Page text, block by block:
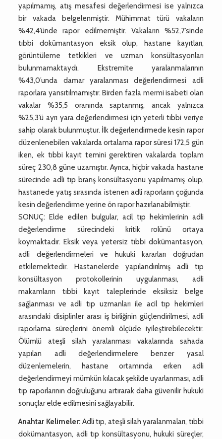
yapılmamış, atış mesafesi değerlendirmesi ise yalnızca
bir vakada belgelenmiştir. Mühimmat türü vakaların
%42,4’ünde rapor edilmemiştir. Vakaların %52,7’sinde
tıbbi dokümantasyon eksik olup, hastane kayıtları,
görüntüleme tetkikleri ve uzman konsültasyonları
bulunmamaktaydı. Ekstremite yaralanmalarının
%43,0’unda damar yaralanması değerlendirmesi adli
raporlara yansıtılmamıştır. Birden fazla mermi isabeti olan
vakalar %35,5 oranında saptanmış, ancak yalnızca
%25,3’ü ayrı yara değerlendirmesi için yeterli tıbbi veriye
sahip olarak bulunmuştur. İlk değerlendirmede kesin rapor
düzenlenebilen vakalarda ortalama rapor süresi 172,5 gün
iken, ek tıbbi kayıt temini gerektiren vakalarda toplam
süreç 230,8 güne uzamıştır. Ayrıca, hiçbir vakada hastane
sürecinde adli tıp branş konsültasyonu yapılmamış olup,
hastanede yatış sırasında istenen adli raporların çoğunda
kesin değerlendirme yerine ön rapor hazırlanabilmiştir.
SONUÇ: Elde edilen bulgular, acil tıp hekimlerinin adli
değerlendirme sürecindeki kritik rolünü ortaya
koymaktadır. Eksik veya yetersiz tıbbi dokümantasyon,
adli değerlendirmeleri ve hukuki kararları doğrudan
etkilemektedir. Hastanelerde yapılandırılmış adli tıp
konsültasyon protokollerinin uygulanması, adli
makamların tıbbi kayıt taleplerinde eksiksiz belge
sağlanması ve adli tıp uzmanları ile acil tıp hekimleri
arasındaki disiplinler arası iş birliğinin güçlendirilmesi, adli
raporlama süreçlerini önemli ölçüde iyileştirebilecektir.
Ölümlü ateşli silah yaralanması vakalarında sahada
yapılan adli değerlendirmelere benzer yasal
düzenlemelerin, hastane ortamında erken adli
değerlendirmeyi mümkün kılacak şekilde uyarlanması, adli
tıp raporlarının doğruluğunu artırarak daha güvenilir hukuki
sonuçlar elde edilmesini sağlayabilir.
Anahtar Kelimeler: Adli tıp, ateşli silah yaralanmaları, tıbbi
dokümantasyon, adli tıp konsültasyonu, hukuki süreçler,